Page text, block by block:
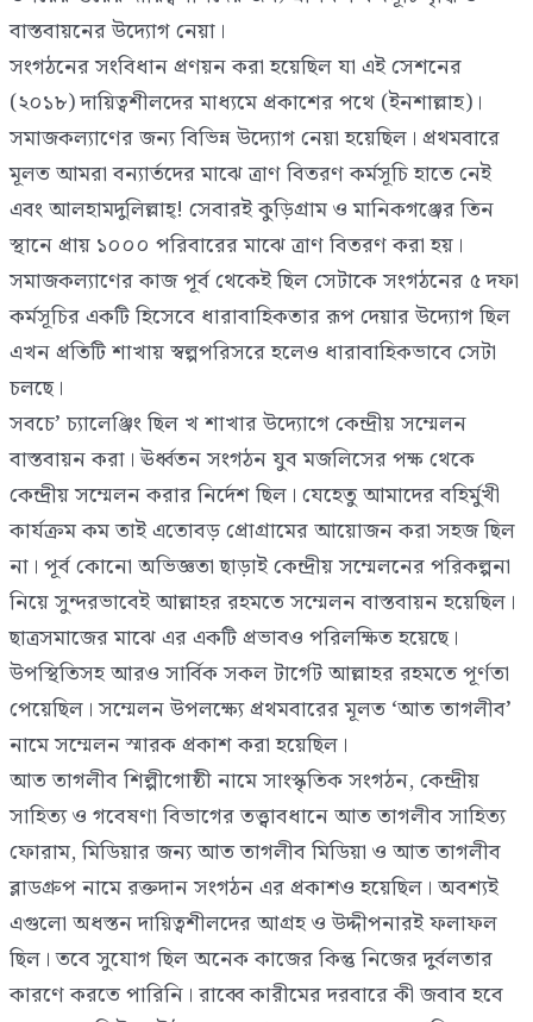
বাস্তবায়নের উদ্যোগ নেয়া।
সংগঠনের সংবিধান প্রণয়ন করা হয়েছিল যা এই সেশনের
(২০১৮) দায়িত্বশীলদের মাধ্যমে প্রকাশের পথে (ইনশাল্লাহ)।
সমাজকল্যাণের জন্য বিভিন্ন উদ্যোগ নেয়া হয়েছিল। প্রথমবারে
মূলত আমরা বন্যার্তদের মাঝে ত্রাণ বিতরণ কর্মসূচি হাতে নেই
এবং আলহামদুলিল্লাহ্! সেবারই কুড়িগ্রাম ও মানিকগঞ্জের তিন
স্থানে প্রায় ১০০০ পরিবারের মাঝে ত্রাণ বিতরণ করা হয়।
সমাজকল্যাণের কাজ পূর্ব থেকেই ছিল সেটাকে সংগঠনের ৫ দফা
কর্মসূচির একটি হিসেবে ধারাবাহিকতার রূপ দেয়ার উদ্যোগ ছিল
এখন প্রতিটি শাখায় স্বল্পপরিসরে হলেও ধারাবাহিকভাবে সেটা
চলছে।
সবচে’ চ্যালেঞ্জিং ছিল খ শাখার উদ্যোগে কেন্দ্রীয় সম্মেলন
বাস্তবায়ন করা। ঊর্ধ্বতন সংগঠন যুব মজলিসের পক্ষ থেকে
কেন্দ্রীয় সম্মেলন করার নির্দেশ ছিল। যেহেতু আমাদের বহির্মুখী
কার্যক্রম কম তাই এতোবড় প্রোগ্রামের আয়োজন করা সহজ ছিল
না। পূর্ব কোনো অভিজ্ঞতা ছাড়াই কেন্দ্রীয় সম্মেলনের পরিকল্পনা
নিয়ে সুন্দরভাবেই আল্লাহর রহমতে সম্মেলন বাস্তবায়ন হয়েছিল।
ছাত্রসমাজের মাঝে এর একটি প্রভাবও পরিলক্ষিত হয়েছে।
উপস্থিতিসহ আরও সার্বিক সকল টার্গেট আল্লাহর রহমতে পূর্ণতা
পেয়েছিল। সম্মেলন উপলক্ষ্যে প্রথমবারের মূলত ‘আত তাগলীব’
নামে সম্মেলন স্মারক প্রকাশ করা হয়েছিল।
আত তাগলীব শিল্পীগোষ্ঠী নামে সাংস্কৃতিক সংগঠন, কেন্দ্রীয়
সাহিত্য ও গবেষণা বিভাগের তত্ত্বাবধানে আত তাগলীব সাহিত্য
ফোরাম, মিডিয়ার জন্য আত তাগলীব মিডিয়া ও আত তাগলীব
ব্লাডগ্রুপ নামে রক্তদান সংগঠন এর প্রকাশও হয়েছিল। অবশ্যই
এগুলো অধস্তন দায়িত্বশীলদের আগ্রহ ও উদ্দীপনারই ফলাফল
ছিল। তবে সুযোগ ছিল অনেক কাজের কিন্তু নিজের দুর্বলতার
কারণে করতে পারিনি। রাব্বে কারীমের দরবারে কী জবাব হবে